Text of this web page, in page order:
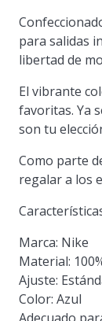
para salidas
libertad de
El vibrante
favoritas. Ya
son tu
Como parte
regalar a los
Marca: Nike
Material:
Ajuste:
Color: Azul